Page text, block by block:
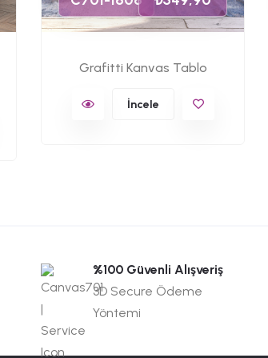
Grafitti Kanvas Tablo
İncele
%100 Güvenli Alışveriş
3D Secure Ödeme
Yöntemi